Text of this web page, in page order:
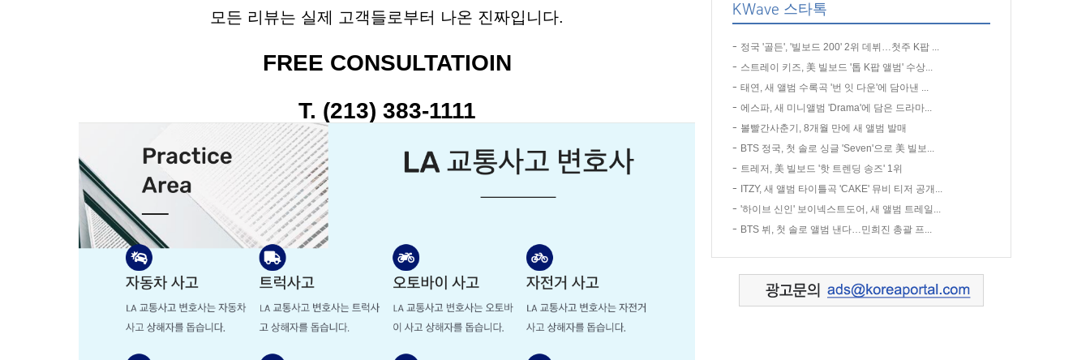
모든 리뷰는 실제 고객들로부터 나온 진짜입니다.
FREE CONSULTATIOIN
T. (213) 383-1111
KWave 스타톡
정국 '골든', '빌보드 200' 2위 데뷔…첫주 K팝 ...
스트레이 키즈, 美 빌보드 '톱 K팝 앨범' 수상...
태연, 새 앨범 수록곡 '번 잇 다운'에 담아낸 ...
에스파, 새 미니앨범 'Drama'에 담은 드라마...
볼빨간사춘기, 8개월 만에 새 앨범 발매
BTS 정국, 첫 솔로 싱글 'Seven'으로 美 빌보...
트레저, 美 빌보드 '핫 트렌딩 송즈' 1위
ITZY, 새 앨범 타이틀곡 'CAKE' 뮤비 티저 공개...
'하이브 신인' 보이넥스트도어, 새 앨범 트레일...
BTS 뷔, 첫 솔로 앨범 낸다…민희진 총괄 프...